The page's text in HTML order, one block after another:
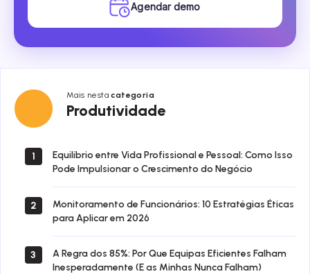
Agendar demo
Mais nestacategoria
Produtividade
Produtividade
1
Equilíbrio entre Vida Profissional e Pessoal: Como Isso
Pode Impulsionar o Crescimento do Negócio
2
Monitoramento de Funcionários: 10 Estratégias Éticas
para Aplicar em 2026
3
A Regra dos 85%: Por Que Equipas Eficientes Falham
Inesperadamente (E as Minhas Nunca Falham)